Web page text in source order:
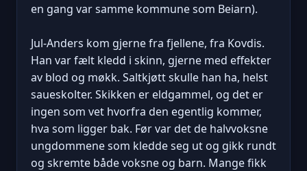
en gang var samme kommune som Beiarn).
Jul-Anders kom gjerne fra fjellene, fra Kovdis.
Han var fælt kledd i skinn, gjerne med effekter
av blod og møkk. Saltkjøtt skulle han ha, helst
saueskolter. Skikken er eldgammel, og det er
ingen som vet hvorfra den egentlig kommer,
hva som ligger bak. Før var det de halvvoksne
ungdommene som kledde seg ut og gikk rundt
og skremte både voksne og barn. Mange fikk